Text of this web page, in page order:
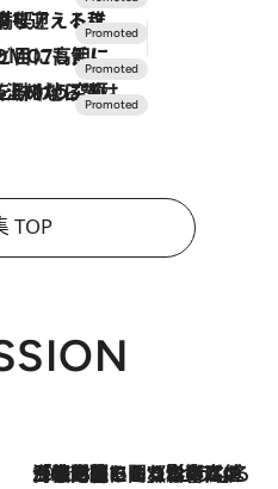
理の手法で満喫！
TOP
2026.8.3
「住宅建てられない…」「サーチャージ料の高値が続いている」ホルムズ海峡封鎖による影響はいつまで続く？《エネルギー専門家に聞く“どうなる日本の暮らし”》